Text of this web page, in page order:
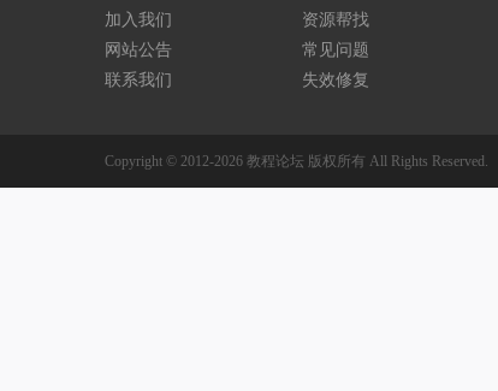
加入我们
网站公告
联系我们
资源帮找
常见问题
失效修复
Copyright © 2012-2026 教程论坛 版权所有 All Rights Reserved.